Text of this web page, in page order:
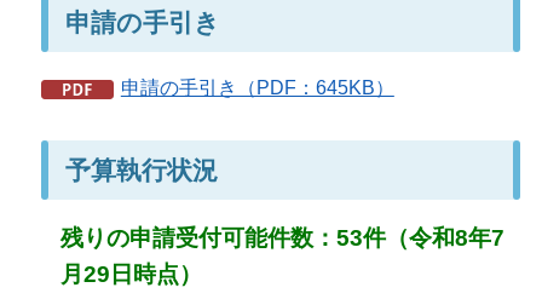
申請の手引き
申請の手引き（PDF：645KB）
予算執行状況
残りの申請受付可能件数：53件（令和8年7
月29日時点）